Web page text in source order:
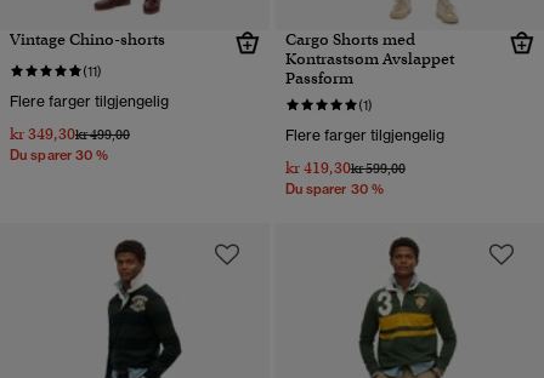
Vintage Chino-shorts
(11)
Flere farger tilgjengelig
kr 349,30Pris nedsatt fra
kr 499,00til
Du sparer 30 %
Cargo Shorts med
Kontrastsøm Avslappet
Passform
(1)
Flere farger tilgjengelig
kr 419,30Pris nedsatt fra
kr 599,00til
Du sparer 30 %